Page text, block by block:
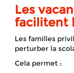
Les
facilitent
Les familles
perturber la
Cela permet :